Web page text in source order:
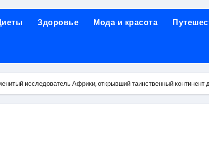
обращения при острой боли в почках и задержке
гипноз, вшивание, двойной блок,
за 5 минут без верификации и без участия банков
Здоровье Мода и красота
исследователь Африки, открывший таинственный континент